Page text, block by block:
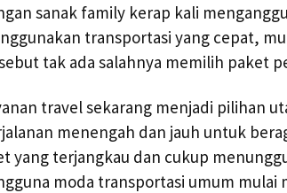
sanak family kerap kali
transportasi yang cepat,
tak ada salahnya memilih paket
travel sekarang menjadi pilihan
menengah dan jauh untuk
yang terjangkau dan cukup
moda transportasi umum mulai